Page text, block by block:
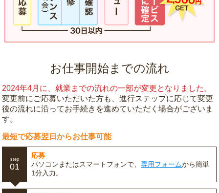
お仕事開始までの流れ
2024年4月に、就業までの流れの一部が変更となりました。
変更前にご応募いただいた方も、進行ステップに応じて変更
後の流れに沿ってお手続きを進めていただく場合がございま
す。
最短で応募翌日からお仕事可能
step
01
応募
パソコンまたはスマートフォンで、専用フォームから簡単
1分入力。